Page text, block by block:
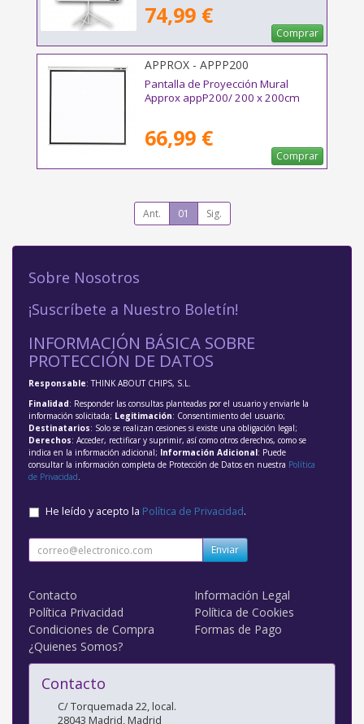
74,99 €
Comprar
APPROX - APPP200
Pantalla de Proyección Mural
Approx appP200/ 200 x 200cm
66,99 €
Comprar
Ant. 01 Sig.
Sobre Nosotros
¡Suscríbete a Nuestro Boletín!
INFORMACIÓN BÁSICA SOBRE
PROTECCIÓN DE DATOS
Responsable: THINK ABOUT CHIPS, S.L.
Finalidad: Responder las consultas planteadas por el usuario y enviarle la
información solicitada; Legitimación: Consentimiento del usuario;
Destinatarios: Solo se realizan cesiones si existe una obligación legal;
Derechos: Acceder, rectificar y suprimir, así como otros derechos, como se
indica en la información adicional; Información Adicional: Puede
consultar la información completa de Protección de Datos en nuestra Política
de Privacidad.
He leído y acepto la Política de Privacidad.
Enviar
Contacto
Información Legal
Política Privacidad
Política de Cookies
Condiciones de Compra
Formas de Pago
¿Quienes Somos?
Contacto
C/ Torquemada 22, local.
28043 Madrid,Madrid